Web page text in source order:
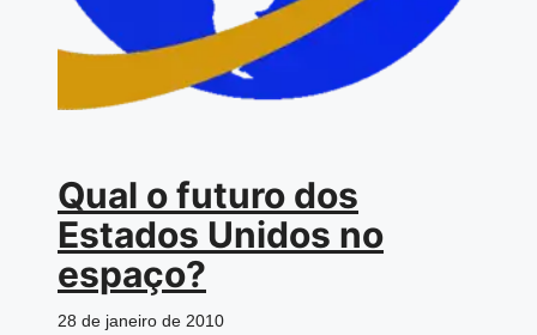
Qual o futuro dos
Estados Unidos no
espaço?
28 de janeiro de 2010